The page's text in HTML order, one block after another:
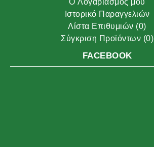
Ιστορικό Παραγγελιών
Λίστα Επιθυμιών (0)
Σύγκριση Προϊόντων (0)
FACEBOOK